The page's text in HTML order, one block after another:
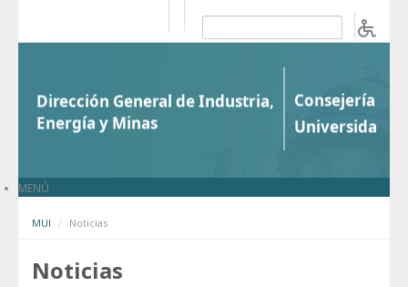
MENÚ
MUI Noticias
Noticias